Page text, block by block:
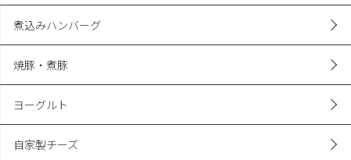
煮込みハンバーグ
焼豚・煮豚
ヨーグルト
自家製チーズ